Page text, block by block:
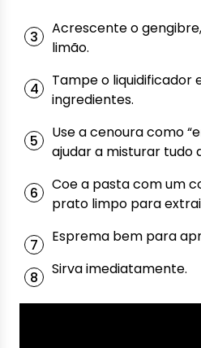
Acrescente o
limão.
Tampe o liquidificador
ingredientes.
Use a cenoura como
ajudar a misturar tudo
Coe a pasta com um
prato limpo para
Esprema bem para
Sirva imediatamente.